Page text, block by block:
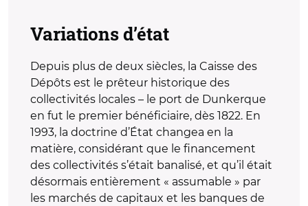
Variations d’état
Depuis plus de deux siècles, la Caisse des
Dépôts est le prêteur historique des
collectivités locales – le port de Dunkerque
en fut le premier bénéficiaire, dès 1822. En
1993, la doctrine d’État changea en la
matière, considérant que le financement
des collectivités s’était banalisé, et qu’il était
désormais entièrement « assumable » par
les marchés de capitaux et les banques de